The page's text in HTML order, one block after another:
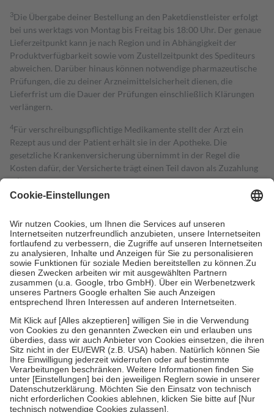
3Die Übergabe deiner Bestellung an den Paketdienstleister erfolgt
bei uns werktags von Montag bis Freitag bis 18:00 Uhr. Der genaue
Lieferzeitpunkt kann je nach Region und in Abhängigkeit der
Produktverfügbarkeit sowie vom Zustellzeitpunkt des Spediteurs
abweichen. Darüber hinaus können notwendige pharmazeutische
Prüfungen, die zu deiner Arzneimittelsicherheit dienen, die
Lieferfrist um die Dauer der Prüfungen einschließlich Klärungen
verlängern.
4Für verschreibungspflichtige Medikamente stellt der Arzt ein
Rezept aus und der Patient erhält sie in der Apotheke. Die
gesetzliche Krankenversicherung übernimmt in der Regel die
Kosten dafür, der Versicherte trägt einen Teil davon als Zuzahlung
mit.
Grundsätzlich leisten Mitglieder Zuzahlungen in Höhe von zehn
höchstens zehn Euro.
Es sind jedoch nie mehr als die tatsächlichen
Kosten der Leistung zu entrichten.
Diese Regeln gelten grundsätzlich auch für Online-Apotheken.
Bei Heilmitteln und häuslicher Krankenpflege beträgt die
Zuzahlung zehn Prozent der Kosten sowie zehn Euro je
Verordnung.
Um das Engagement der Versicherten für ihre eigene Gesundheit zu
stärken und die besondere Stellung der Familie zu unterstützen,
fallenkeine Zuzahlungenan bei:
• Kindern und Jugendlichen bis zum vollendeten 18. Lebensjahr
mit Ausnahme der Fahrkosten
• Untersuchungen zur Vorsorge und Früherkennung, die von der
GKV getragen werden
• empfohlenen Schutzimpfungen
• Harn- und Blutteststreifen